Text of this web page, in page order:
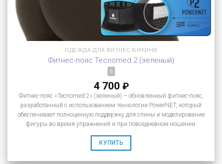
ОДЕЖДА ДЛЯ ФИТНЕС-БИКИНИ
Фитнес-пояс Tecnomed 2 (зеленый)
S
4 700 ₽
Фитнес-пояс «Tecnomed 2» (зеленый) – обновленный фитнес-пояс,
разработанный с использованием технологии PowerNET, который
обеспечивает полноценную поддержку для спины и моделирование
фигуры во время упражнений и при повседневном ношении.
КУПИТЬ